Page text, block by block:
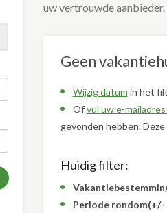
uw vertrouwde
Geen
Wijzig datum in het
Ofvul uw e-mailadres
gevonden hebben.
Huidig filter:
Periode rondom(+/-